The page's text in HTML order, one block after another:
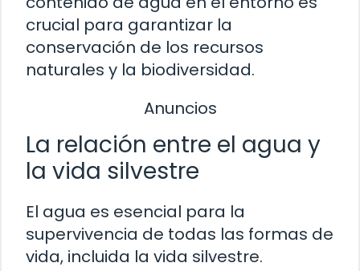
crucial para garantizar la
conservación de los recursos
naturales y la biodiversidad.
Anuncios
La relación entre el agua y
la vida silvestre
El agua es esencial para la
supervivencia de todas las formas de
vida, incluida la vida silvestre.